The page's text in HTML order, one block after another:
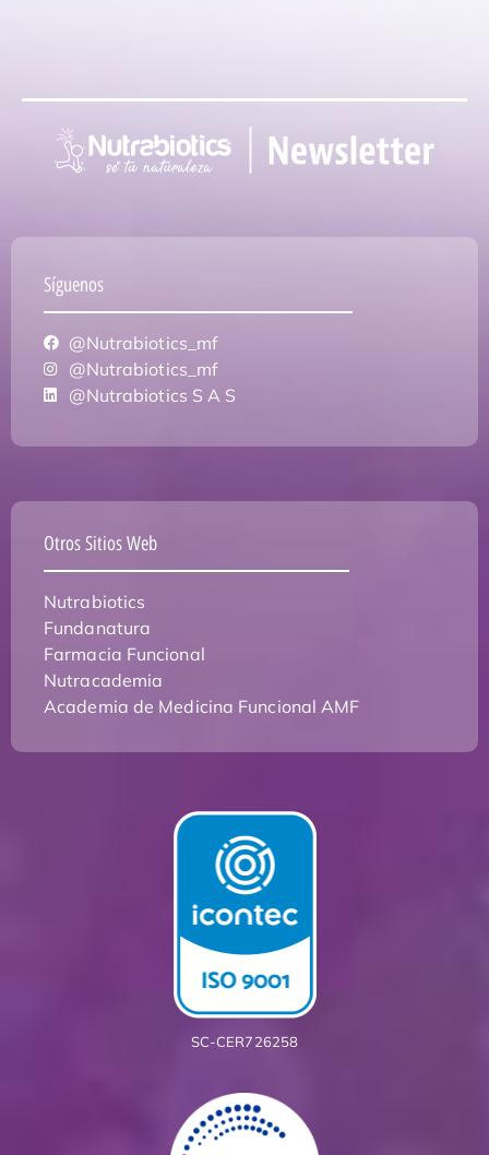
Síguenos
@Nutrabiotics_mf
@Nutrabiotics_mf
@Nutrabiotics S A S
Otros Sitios Web
Nutrabiotics
Fundanatura
Farmacia Funcional
Nutracademia
Academia de Medicina Funcional AMF
SC-CER726258